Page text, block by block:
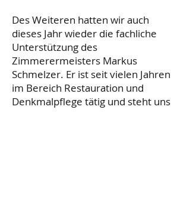
Des Weiteren hatten wir auch
dieses Jahr wieder die fachliche
Unterstützung des
Zimmerermeisters Markus
Schmelzer. Er ist seit vielen Jahren
im Bereich Restauration und
Denkmalpflege tätig und steht uns